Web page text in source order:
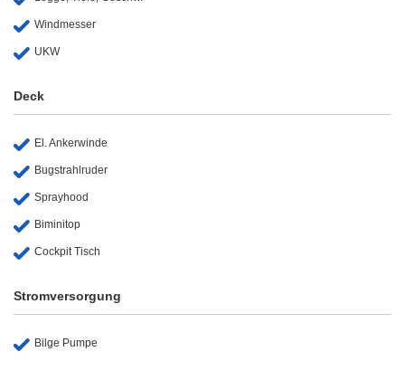
Windmesser
UKW
Deck
El. Ankerwinde
Bugstrahlruder
Sprayhood
Biminitop
Cockpit Tisch
Stromversorgung
Bilge Pumpe